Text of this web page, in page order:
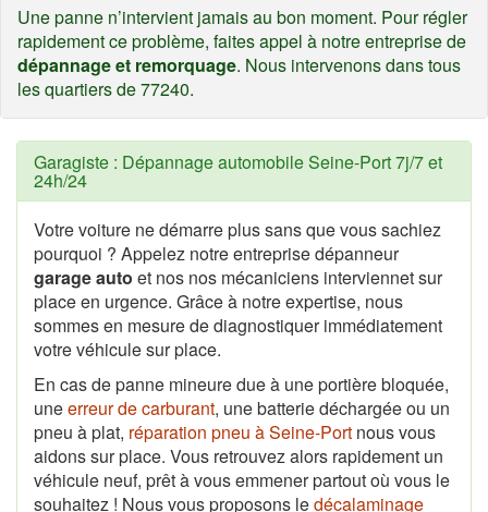
Une panne n’intervient jamais au bon moment. Pour régler
rapidement ce problème, faites appel à notre entreprise de
dépannage et remorquage. Nous intervenons dans tous
les quartiers de 77240.
Garagiste : Dépannage automobile Seine-Port 7j/7 et
24h/24
Votre voiture ne démarre plus sans que vous sachiez
pourquoi ? Appelez notre entreprise dépanneur
garage auto et nos nos mécaniciens interviennet sur
place en urgence. Grâce à notre expertise, nous
sommes en mesure de diagnostiquer immédiatement
votre véhicule sur place.
En cas de panne mineure due à une portière bloquée,
uneerreur de carburant, une batterie déchargée ou un
pneu à plat, réparation pneu à Seine-Port nous vous
aidons sur place. Vous retrouvez alors rapidement un
véhicule neuf, prêt à vous emmener partout où vous le
souhaitez ! Nous vous proposons ledécalaminage